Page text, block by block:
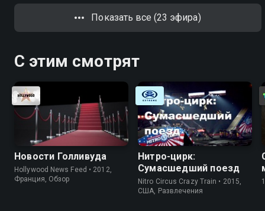
Показать все (23 эфира)
С этим смотрят
Новости Голливуда
Hollywood News Feed • 2012,
Франция, Обзор
Нитро-цирк:
Сумасшедший поезд
Nitro Circus Crazy Train • 2015,
США, Развлечения